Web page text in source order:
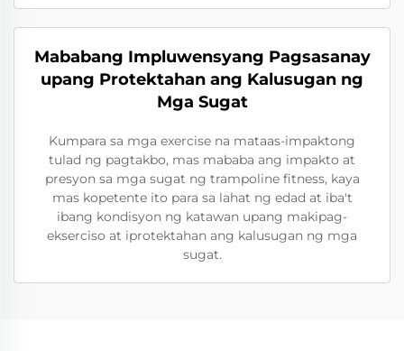
Mababang Impluwensyang Pagsasanay
upang Protektahan ang Kalusugan ng
Mga Sugat
Kumpara sa mga exercise na mataas-impaktong
tulad ng pagtakbo, mas mababa ang impakto at
presyon sa mga sugat ng trampoline fitness, kaya
mas kopetente ito para sa lahat ng edad at iba't
ibang kondisyon ng katawan upang makipag-
ekserciso at iprotektahan ang kalusugan ng mga
sugat.